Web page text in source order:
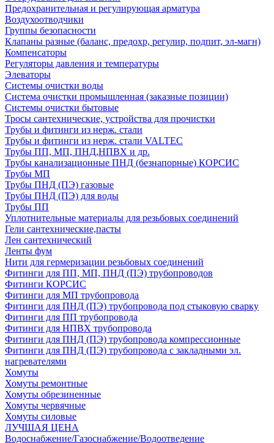
Предохранительная и регулирующая арматура
Воздухоотводчики
Группы безопасности
Клапаны разные (баланс, предохр, регулир, подпит, эл-магн)
Компенсаторы
Регуляторы давления и температуры
Элеваторы
Системы очистки воды
Система очистки промышленная (заказные позиции)
Системы очистки бытовые
Тросы сантехнические, устройства для прочистки
Трубы и фитинги из нерж. стали
Трубы и фитинги из нерж. стали VALTEC
Трубы ПП, МП, ПНД,НПВХ и др.
Трубы канализационные ПНД (безнапорные) КОРСИС
Трубы МП
Трубы ПНД (ПЭ) газовые
Трубы ПНД (ПЭ) для воды
Трубы ПП
Уплотнительные материалы для резьбовых соединений
Гели сантехнические,пасты
Лен сантехнический
Ленты фум
Нити для гермеризации резьбовых соединений
Фитинги для ПП, МП, ПНД (ПЭ) трубопроводов
Фитинги КОРСИС
Фитинги для МП трубопровода
Фитинги для ПНД (ПЭ) трубопровода под стыковую сварку
Фитинги для ПП трубопровода
Фитинги для НПВХ трубопровода
Фитинги для ПНД (ПЭ) трубопровода компрессионные
Фитинги для ПНД (ПЭ) трубопровода с закладными эл.
нагревателями
Хомуты
Хомуты ремонтные
Хомуты обрезиненные
Хомуты червячные
Хомуты силовые
ЛУЧШАЯ ЦЕНА
Водоснабжение/Газоснабжение/Водоотведение